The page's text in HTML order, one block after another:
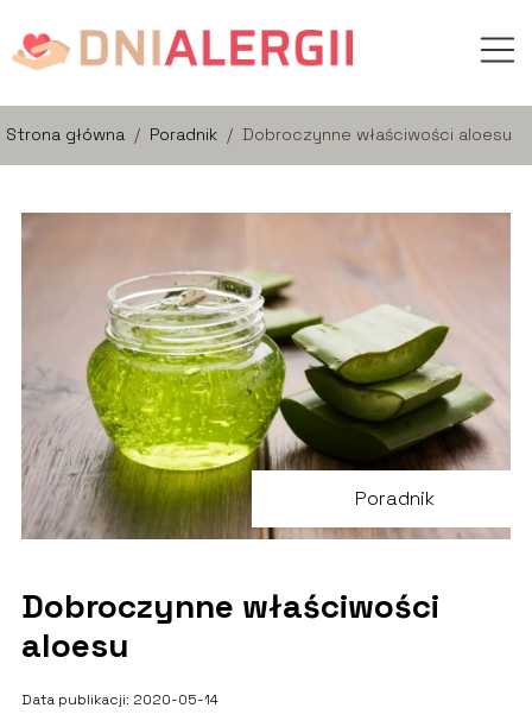
Strona główna / Poradnik / Dobroczynne właściwości aloesu
Poradnik
Dobroczynne właściwości
aloesu
Data publikacji: 2020-05-14